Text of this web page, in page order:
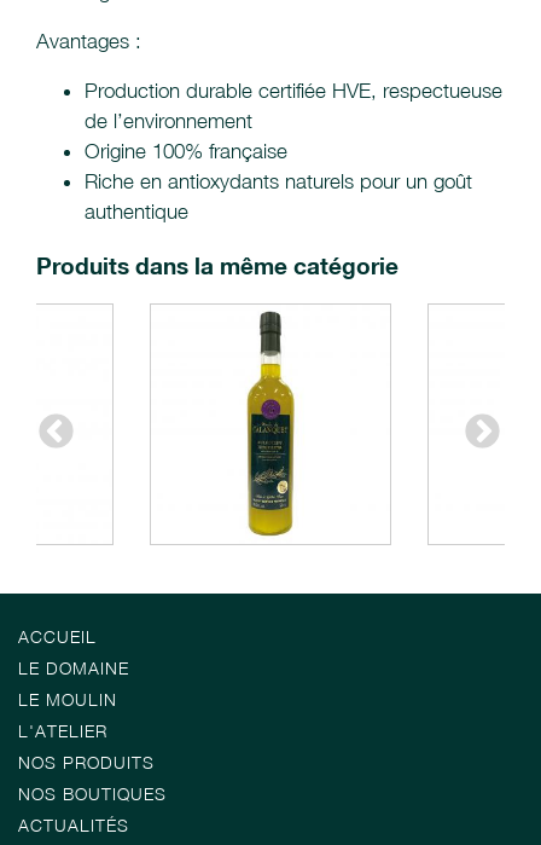
Avantages :
Production durable certifiée HVE, respectueuse
de l’environnement
Origine 100% française
Riche en antioxydants naturels pour un goût
authentique
Produits dans la même catégorie
ACCUEIL
LE DOMAINE
LE MOULIN
L'ATELIER
NOS PRODUITS
NOS BOUTIQUES
ACTUALITÉS